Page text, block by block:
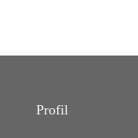
Profil